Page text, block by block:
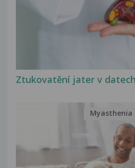
Ztukovatění jater v
Myasthenia